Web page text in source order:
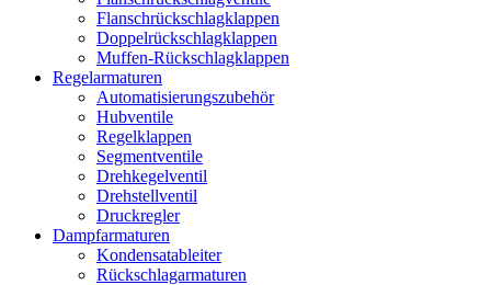
Flanschrückschlagklappen
Doppelrückschlagklappen
Muffen-Rückschlagklappen
Regelarmaturen
Automatisierungszubehör
Hubventile
Regelklappen
Segmentventile
Drehkegelventil
Drehstellventil
Druckregler
Dampfarmaturen
Kondensatableiter
Rückschlagarmaturen